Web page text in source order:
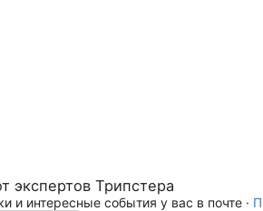
экспертов Трипстера
и интересные события у вас в почте ·